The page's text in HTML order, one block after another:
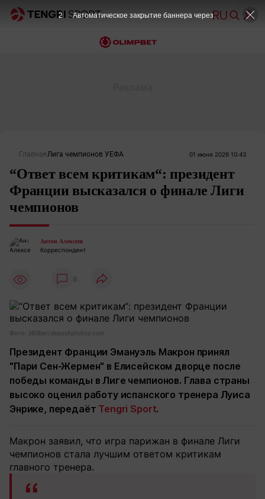
ГлавнаяЛига чемпионов УЕФА 01 июня 2026 10:43
“Ответ всем критикам“: президент
Франции высказался о финале Лиги
чемпионов
Антон Алексеев
Корреспондент
8
Фото: 360ber/depositphotos.com
Президент Франции Эмануэль Макрон принял
"Пари Сен-Жермен" в Елисейском дворце после
победы команды в Лиге чемпионов. Глава страны
высоко оценил работу испанского тренера Луиса
Энрике, передаёт Tengri Sport.
Макрон заявил, что игра парижан в финале Лиги
чемпионов стала лучшим ответом критикам
главного тренера.
1 Автоматическое закрытие баннера через